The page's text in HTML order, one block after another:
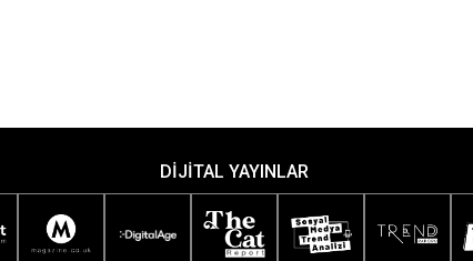
DİJİTAL YAYINLAR